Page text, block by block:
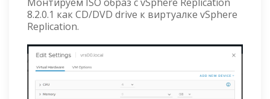
8.2.0.1 как CD/DVD drive к виртуалке vSphere
Replication.